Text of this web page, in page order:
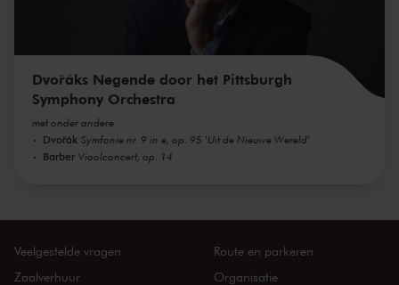
Dvořáks Negende door het Pittsburgh
Symphony Orchestra
met onder andere
Dvořák Symfonie nr. 9 in e, op. 95 'Uit de Nieuwe Wereld'
Barber Vioolconcert, op. 14
Veelgestelde vragen
Zaalverhuur
Route en parkeren
Organisatie